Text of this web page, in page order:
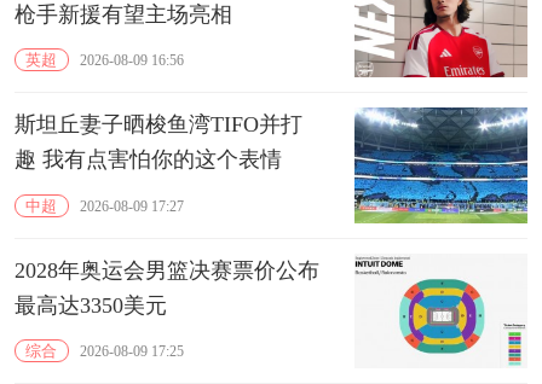
枪手新援有望主场亮相
英超 2026-08-09 16:56
斯坦丘妻子晒梭鱼湾TIFO并打
趣 我有点害怕你的这个表情
中超 2026-08-09 17:27
2028年奥运会男篮决赛票价公布
最高达3350美元
综合 2026-08-09 17:25